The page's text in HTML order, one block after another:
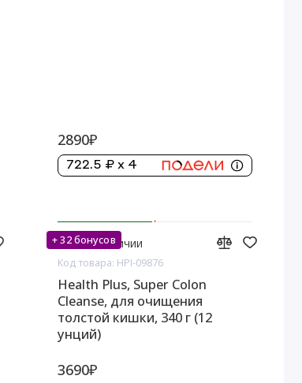
2890₽
722.5 ₽ x 4
+ 32 бонусов
Нет в наличии
Код товара: HPI-09876
Health Plus, Super Colon
Cleanse, для очищения
толстой кишки, 340 г (12
унций)
3690₽